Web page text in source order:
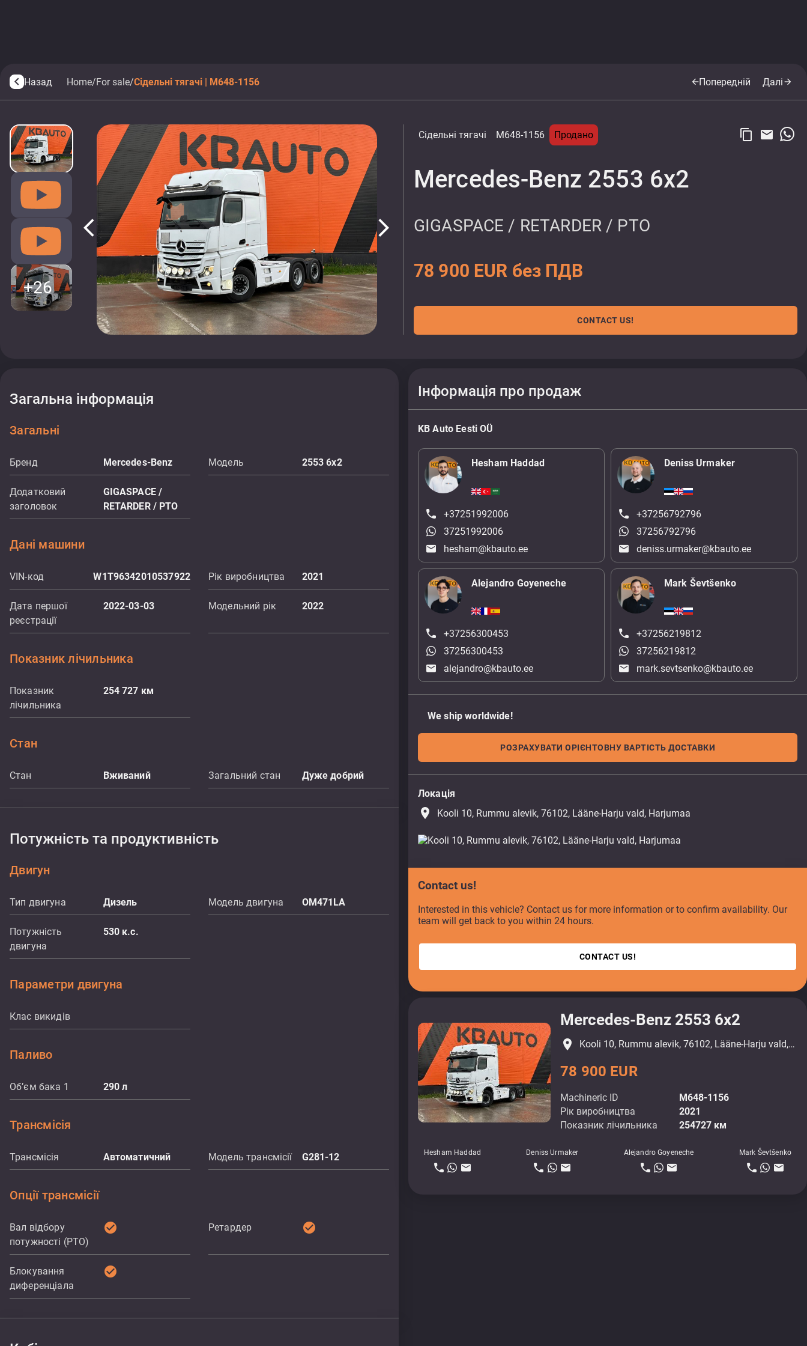
arrow_back_ios Назад Home/For sale/Сідельні тягачі | M648-1156 arrow_backПопередній Даліarrow_forward
arrow_back_ios arrow_forward_ios
+26
Сідельні тягачі M648-1156 Продано content_copy email
Mercedes-Benz 2553 6x2
GIGASPACE / RETARDER / PTO
78 900 EUR без ПДВ
CONTACT US!
Загальна інформація
Загальні
Бренд Mercedes-Benz Модель 2553 6x2
Додатковий
заголовок
GIGASPACE /
RETARDER / PTO
Дані машини
VIN-код W1T96342010537922 Рік виробництва 2021
Дата першої
реєстрації
2022-03-03 Модельний рік 2022
Показник лічильника
Показник
лічильника
254 727 км
Стан
Стан Вживаний Загальний стан Дуже добрий
Потужність та продуктивність
Двигун
Тип двигуна Дизель Модель двигуна OM471LA
Потужність
двигуна
530 к.с.
Параметри двигуна
Клас викидів
Паливо
Об’єм бака 1 290л
Трансмісія
Трансмісія Автоматичний Модель трансмісії G281-12
Опції трансмісії
Вал відбору
потужності (PTO)
check_circle Ретардер check_circle
Блокування
диференціала
check_circle
Інформація про продаж
KB Auto Eesti OÜ
Hesham Haddad
+37251992006
37251992006
hesham@kbauto.ee
Deniss Urmaker
+37256792796
37256792796
deniss.urmaker@kbauto.ee
Alejandro Goyeneche
+37256300453
37256300453
alejandro@kbauto.ee
Mark Ševtšenko
+37256219812
37256219812
mark.sevtsenko@kbauto.ee
We ship worldwide!
РОЗРАХУВАТИ ОРІЄНТОВНУ ВАРТІСТЬ ДОСТАВКИ
Локація
place Kooli 10, Rummu alevik, 76102, Lääne-Harju vald, Harjumaa
Contact us!
Interested in this vehicle? Contact us for more information or to confirm availability. Our
team will get back to you within 24 hours.
CONTACT US!
Mercedes-Benz 2553 6x2
Machineric ID
M648-1156
Рік виробництва
2021
Показник лічильника
254727 км
Hesham Haddad Deniss Urmaker Alejandro Goyeneche Mark Ševtšenko
78 900 EUR
place Kooli 10, Rummu alevik, 76102, Lääne-Harju vald, Harjumaa